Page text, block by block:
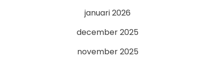
januari 2026
december 2025
november 2025